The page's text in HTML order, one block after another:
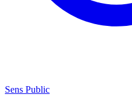
Sens Public